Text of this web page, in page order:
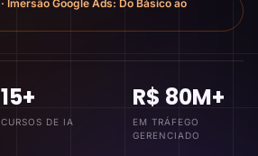
· Imersão Google Ads: Do Básico ao
15+
CURSOS DE IA
R$ 80M+
EM TRÁFEGO
GERENCIADO